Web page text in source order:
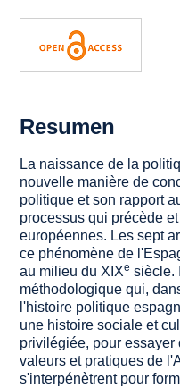
Resumen
La naissance de la
nouvelle manière de
politique et son rapport
processus qui précède
européennes. Les sept
ce phénomène de
au milieu du XIXe siècle.
méthodologique qui,
l'histoire politique
une histoire sociale et
privilégiée, pour essayer
valeurs et pratiques de
s'interpénètrent pour